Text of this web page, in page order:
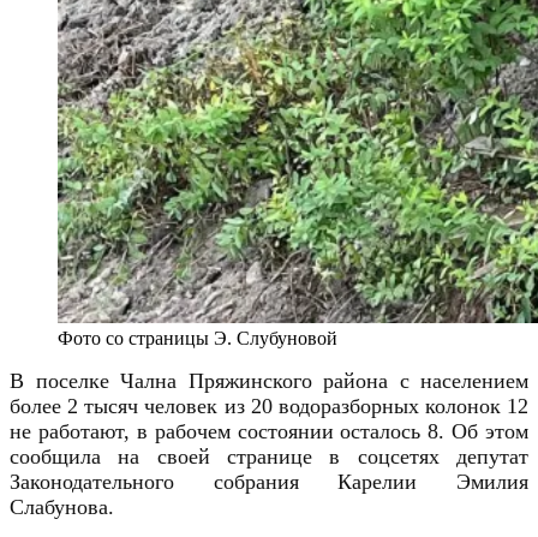
Фото со страницы Э. Слубуновой
В поселкеЧална Пряжинского района с населением
более 2 тысяч человек из 20 водоразборных колонок 12
не работают, в рабочем состоянии осталось 8.Об этом
сообщила на своей странице в соцсетях депутат
Законодательного собрания Карелии Эмилия
Слабунова.